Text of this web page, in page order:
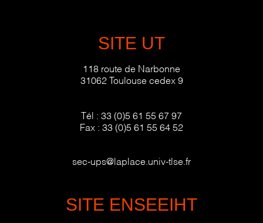
SITE UT
118 route de Narbonne
31062 Toulouse cedex 9
Tél : 33 (0)5 61 55 67 97
Fax : 33 (0)5 61 55 64 52
sec-ups@laplace.univ-tlse.fr
SITE ENSEEIHT